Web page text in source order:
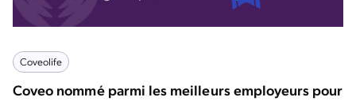
Coveolife
Coveo nommé parmi les meilleurs employeurs pour